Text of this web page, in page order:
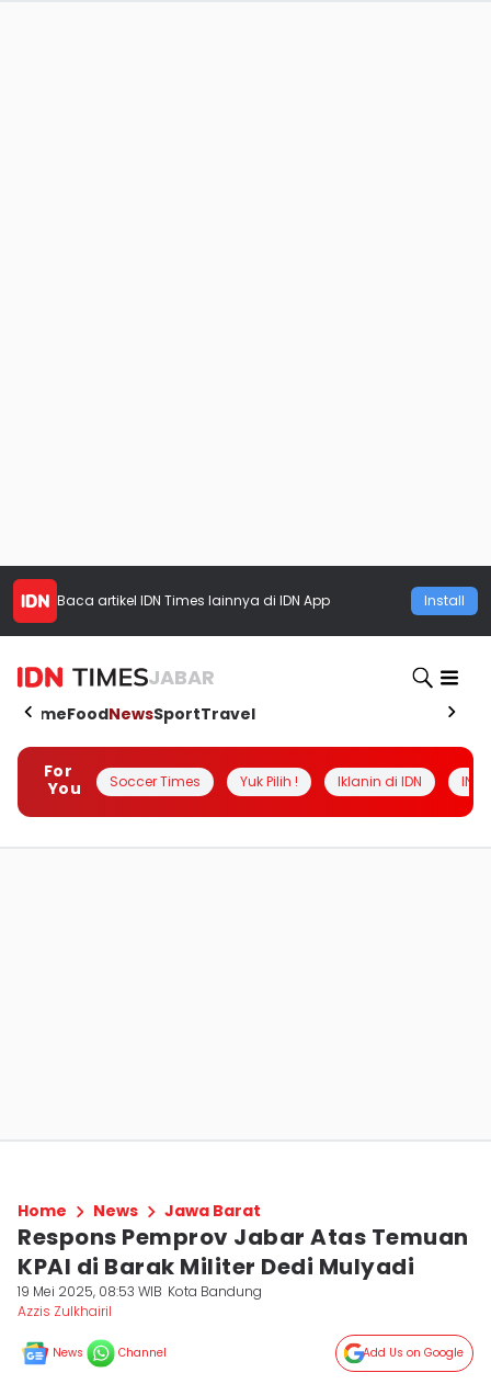
Baca artikel IDN Times lainnya di IDN App Install
JABAR
HomeFoodNewsSportTravel
For
You
Soccer Times Yuk Pilih ! Iklanin di IDN
Home News Jawa Barat
Respons Pemprov Jabar Atas Temuan
KPAI di Barak Militer Dedi Mulyadi
19 Mei 2025, 08:53 WIB Kota Bandung
Azzis Zulkhairil
News Channel Add Us on Google